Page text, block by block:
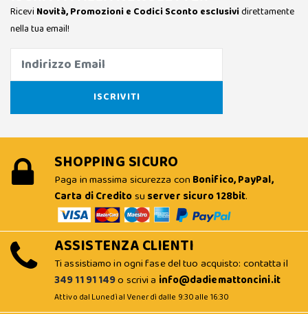
Ricevi Novità, Promozioni e Codici Sconto esclusividirettamente
nella tua email!
SHOPPING SICURO
Paga in massima sicurezza con Bonifico, PayPal,
Carta di Creditosu server sicuro 128bit.
ASSISTENZA CLIENTI
Ti assistiamo in ogni fase del tuo acquisto: contatta il
349 11 91 149o scrivi a info@dadiemattoncini.it
Attivo dal Lunedì al Venerdì dalle 9:30 alle 16:30